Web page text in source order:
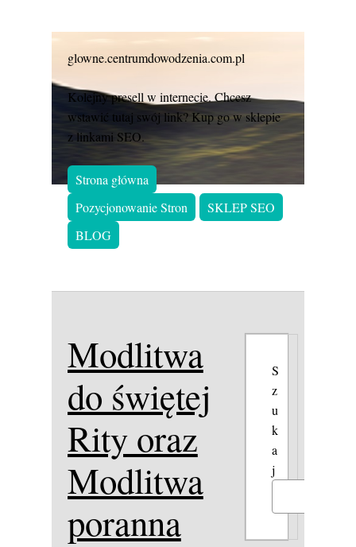
glowne.centrumdowodzenia.com.pl
Kolejny presell w internecie. Chcesz
wstawić tutaj swój link? Kup go w sklepie
z linkami SEO.
Strona główna
Pozycjonowanie Stron
SKLEP SEO
BLOG
Modlitwa
do świętej
Rity oraz
Modlitwa
poranna
S
z
u
k
a
j